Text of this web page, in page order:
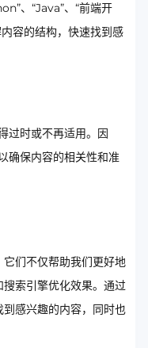
、“Java”、“前端开
容的结构，快速找到感
过时或不再适用。因
确保内容的相关性和准
们不仅帮助我们更好地
索引擎优化效果。通过
感兴趣的内容，同时也